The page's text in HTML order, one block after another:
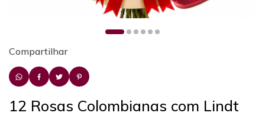
Compartilhar
12 Rosas Colombianas com Lindt